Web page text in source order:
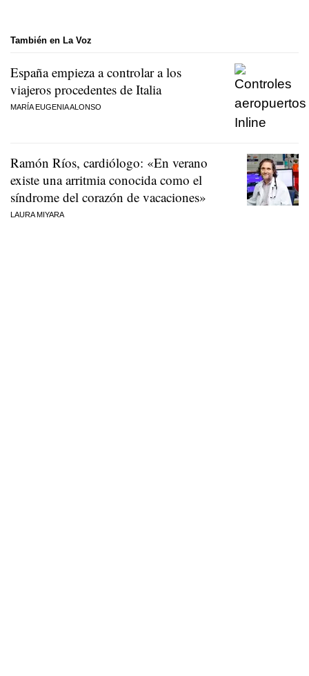
También en La Voz
España empieza a controlar a los
viajeros procedentes de Italia
MARÍA EUGENIA ALONSO
Ramón Ríos, cardiólogo: «En verano
existe una arritmia conocida como el
síndrome del corazón de vacaciones»
LAURA MIYARA